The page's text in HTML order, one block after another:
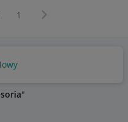
1 Następna strona